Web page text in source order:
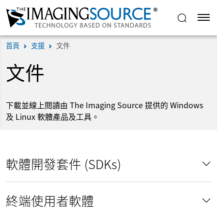
首頁 支援 文件
文件
下載並線上閱讀由 The Imaging Source 提供的 Windows
及 Linux 軟體產品及工具。
軟體開發套件 (SDKs)
終端使用者軟體